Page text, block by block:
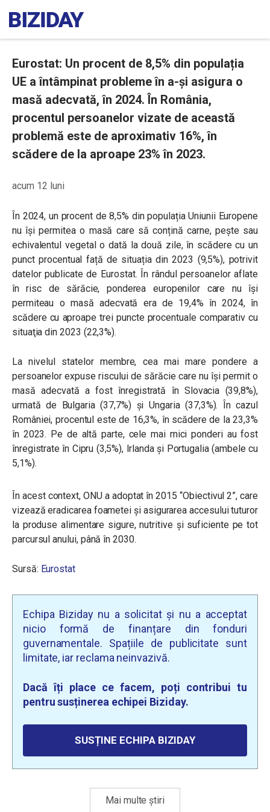
Eurostat: Un procent de 8,5% din populația
UE a întâmpinat probleme în a-și asigura o
masă adecvată, în 2024. În România,
procentul persoanelor vizate de această
problemă este de aproximativ 16%, în
scădere de la aproape 23% în 2023.
acum 12 luni
În 2024, un procent de 8,5% din populația Uniunii Europene
nu își permitea o masă care să conțină carne, pește sau
echivalentul vegetal o dată la două zile, în scădere cu un
punct procentual față de situația din 2023 (9,5%), potrivit
datelor publicate de Eurostat. În rândul persoanelor aflate
în risc de sărăcie, ponderea europenilor care nu îşi
permiteau o masă adecvată era de 19,4% în 2024, în
scădere cu aproape trei puncte procentuale comparativ cu
situaţia din 2023 (22,3%).
La nivelul statelor membre, cea mai mare pondere a
persoanelor expuse riscului de sărăcie care nu își permit o
masă adecvată a fost înregistrată în Slovacia (39,8%),
urmată de Bulgaria (37,7%) și Ungaria (37,3%). În cazul
României, procentul este de 16,3%, în scădere de la 23,3%
în 2023. Pe de altă parte, cele mai mici ponderi au fost
înregistrate în Cipru (3,5%), Irlanda și Portugalia (ambele cu
5,1%).
În acest context, ONU a adoptat în 2015 “Obiectivul 2”, care
vizează eradicarea foametei și asigurarea accesului tuturor
la produse alimentare sigure, nutritive și suficiente pe tot
parcursul anului, până în 2030.
Sursă: Eurostat
Echipa Biziday nu a solicitat și nu a acceptat
nicio formă de finanțare din fonduri
guvernamentale. Spațiile de publicitate sunt
limitate, iar reclama neinvazivă.
Dacă îți place ce facem, poți contribui tu
pentru susținerea echipei Biziday.
SUSȚINE ECHIPA BIZIDAY
Mai multe știri